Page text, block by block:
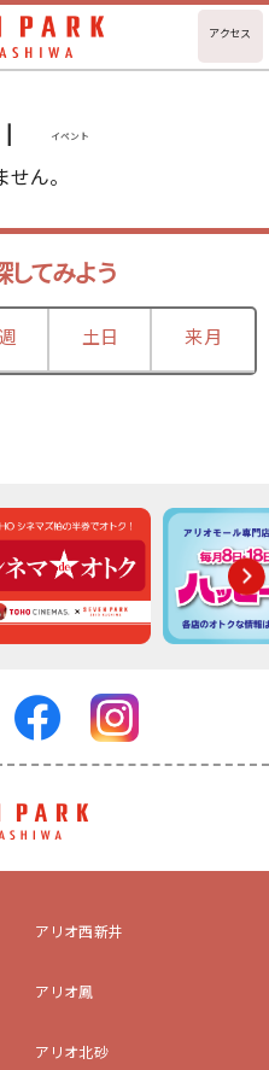
アクセス
| イベント
ん。
してみよう
土日 来月
アリオ西新井
アリオ鳳
アリオ北砂